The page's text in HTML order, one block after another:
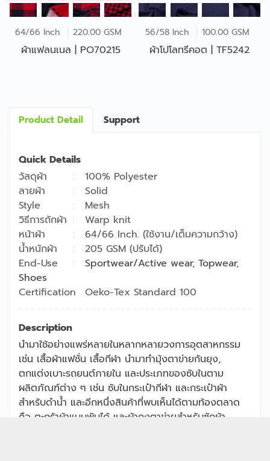
64/66 Inch 220.00 GSM
ผ้าแฟลนเนล | PO70215
56/58 Inch 100.00 GSM
ผ้าโปโลทรีคอต | TF5242
Product Detail Support
Quick Details
วัสดุผ้า
100% Polyester
ลายผ้า
Solid
Style
Mesh
วิธีการถักผ้า
Warp knit
หน้าผ้า
64/66 Inch. (ใช้งาน/เต็มความกว้าง)
น้ำหนักผ้า
205 GSM (ปรับได้)
End-Use
Sportwear/Active wear, Topwear,
Shoes
Certification
Oeko-Tex Standard 100
Description
นำมาใช้อย่างแพร่หลายในหลากหลายวงการอุตสาหกรรม
เช่น เสื้อผ้าแฟชั่น เสื้อกีฬา นำมาทำมุ้งตาข่ายกันยุง,
ตกแต่งเบาะรถยนต์ภายใน และประเภทของซับในตาม
ผลิตภัณฑ์ต่าง ๆ เช่น ซับในกระเป๋ากีฬา และกระเป๋าผ้า
สำหรับดำน้ำ และอีกหนึ่งสินค้าที่พบเห็นได้ตามท้องตลาด
คือ ตะกร้าผ้าแบบพับได้ และผ้าถุงตาข่ายสำหรับซักผ้า